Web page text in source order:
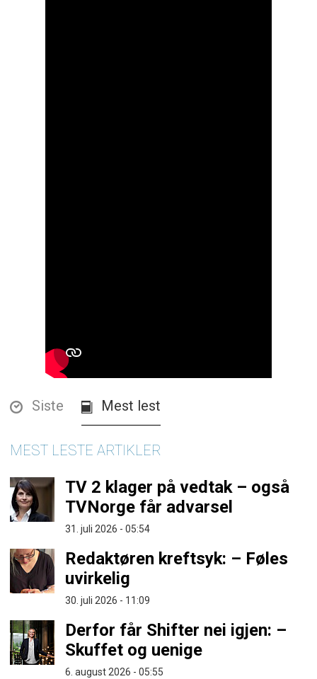
Siste Mest lest
MEST LESTE ARTIKLER
TV 2 klager på vedtak – også
TVNorge får advarsel
31. juli 2026 - 05:54
Redaktøren kreftsyk: – Føles
uvirkelig
30. juli 2026 - 11:09
Derfor får Shifter nei igjen: –
Skuffet og uenige
6. august 2026 - 05:55